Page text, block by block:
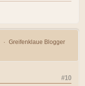
Greifenklaue Blogger
#10